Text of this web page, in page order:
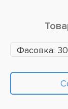
Фасовка: